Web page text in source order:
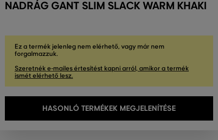
NADRÁG GANT SLIM SLACK WARM KHAKI
Ez a termék jelenleg nem elérhető, vagy már nem
forgalmazzuk.
Szeretnék e-mailes értesítést kapni arról, amikor a termék
ismét elérhető lesz.
HASONLÓ TERMÉKEK MEGJELENÍTÉSE